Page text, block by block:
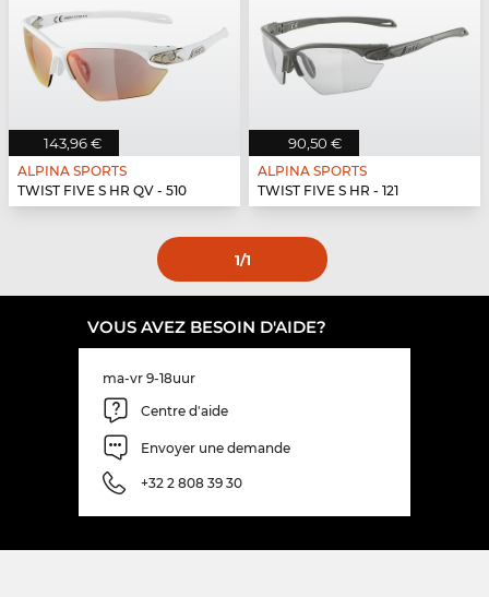
143,96 €
ALPINA SPORTS
TWIST FIVE S HR QV - 510
90,50 €
ALPINA SPORTS
TWIST FIVE S HR - 121
1/1
VOUS AVEZ BESOIN D'AIDE?
ma-vr 9-18uur
Centre d'aide
Envoyer une demande
+32 2 808 39 30